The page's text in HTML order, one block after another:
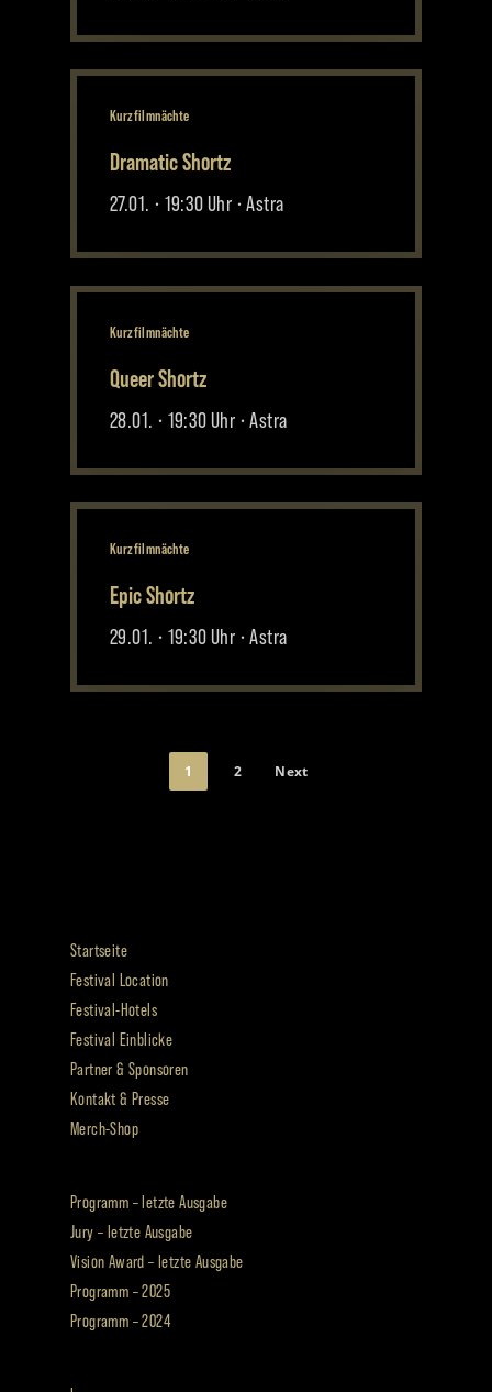
Kurzfilmnächte
Dramatic Shortz
27.01. • 19:30 Uhr • Astra
Kurzfilmnächte
Queer Shortz
28.01. • 19:30 Uhr • Astra
Kurzfilmnächte
Epic Shortz
29.01. • 19:30 Uhr • Astra
1 2 Next
Startseite
Festival Location
Festival-Hotels
Festival Einblicke
Partner & Sponsoren
Kontakt & Presse
Merch-Shop
Programm – letzte Ausgabe
Jury – letzte Ausgabe
Vision Award – letzte Ausgabe
Programm – 2025
Programm – 2024